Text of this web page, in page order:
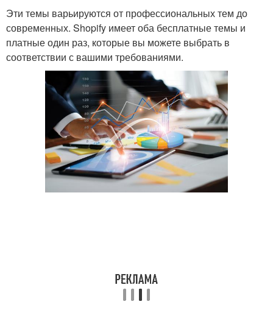
Эти темы варьируются от профессиональных тем до
современных. Shopify имеет оба бесплатные темы и
платные один раз, которые вы можете выбрать в
соответствии с вашими требованиями.